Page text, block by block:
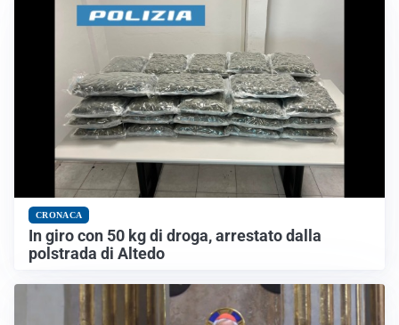
CRONACA
In giro con 50 kg di droga, arrestato dalla
polstrada di Altedo